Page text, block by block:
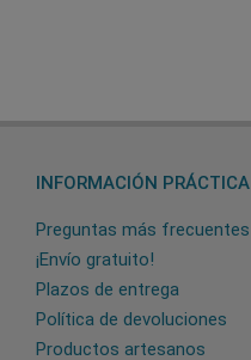
INFORMACIÓN PRÁCTICA
Preguntas más frecuentes
¡Envío gratuito!
Plazos de entrega
Política de devoluciones
Productos artesanos